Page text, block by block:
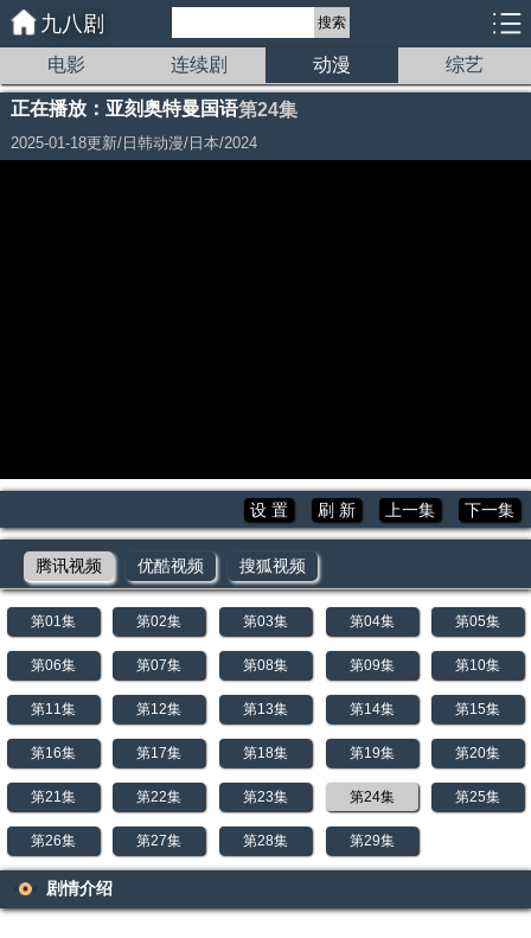
九八剧 搜索
电影 连续剧 动漫 综艺
正在播放：亚刻奥特曼国语第24集
2025-01-18更新/日韩动漫/日本/2024
>>>友情推荐下载【谷歌浏览器】 访问本站播放更流畅！<<<<
设 置 刷 新 上一集 下一集
腾讯视频 优酷视频 搜狐视频
第01集 第02集 第03集 第04集 第05集
第06集 第07集 第08集 第09集 第10集
第11集 第12集 第13集 第14集 第15集
第16集 第17集 第18集 第19集 第20集
第21集 第22集 第23集 第24集 第25集
第26集 第27集 第28集 第29集
剧情介绍